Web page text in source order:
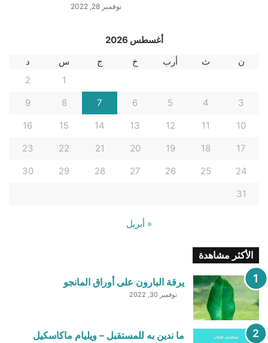
نوفمبر 28, 2022
أغسطس 2026
ن
ث أرب خ ج س
د
1
2
3
4
5
6
7
8
9
10
11
12
13
14
15
16
17
18
19
20
21
22
23
24
25
26
27
28
29
30
31
« أبريل
الأكثر مشاهدة
يرقة البارون على أوراق المانجو
نوفمبر 30, 2022
ما ندين به للمستقبل – ويليام ماكاسكيل